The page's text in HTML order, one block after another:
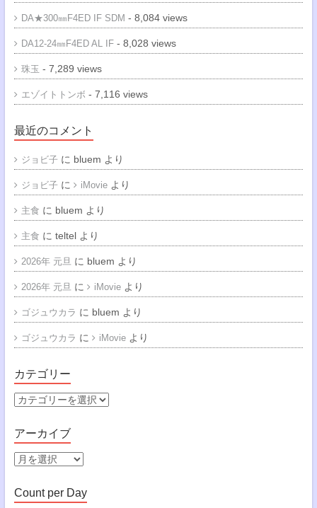
DA★300㎜F4ED IF SDM - 8,084 views
DA12-24㎜F4ED AL IF- 8,028 views
珠玉 - 7,289 views
エゾイトトンボ - 7,116 views
最近のコメント
ジョビ子 に bluem より
ジョビ子 に iMovieより
主食 に bluem より
主食 に teltelより
2026年 元旦 に bluem より
2026年 元旦 に iMovieより
ゴジュウカラ に bluem より
ゴジュウカラ に iMovieより
カテゴリー
カ
ゴ
リ
ー
アーカイブ
ア
カ
イ
Count per Day